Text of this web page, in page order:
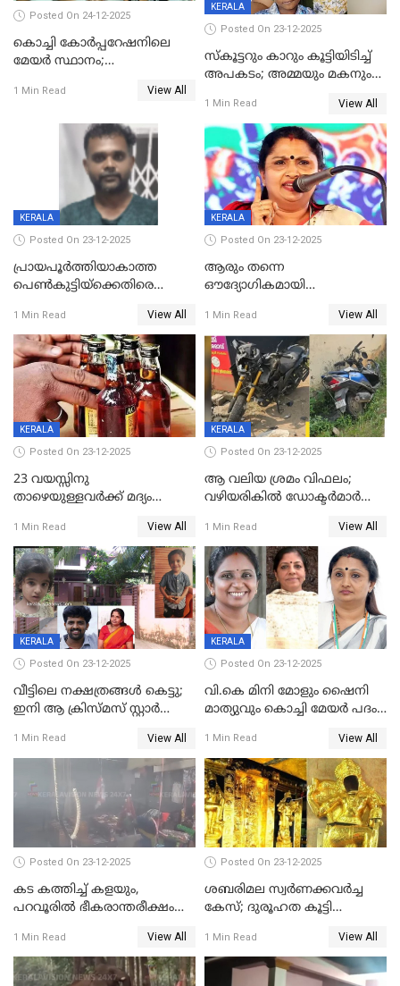
Posted On 24-12-2025
കൊച്ചി കോര്‍പ്പറേഷനിലെ
മേയര്‍ സ്ഥാനം;
രൂക്ഷം
1 Min Read View All
KERALA
Posted On 23-12-2025
സ്കൂട്ടറും കാറും കൂട്ടിയിടിച്ച്
അപകടം; അമ്മയും മകനും
ഗുരുതരാവസ്ഥയിൽ
1 Min Read View All
KERALA
Posted On 23-12-2025
പ്രായപൂർത്തിയാകാത്ത
പെൺകുട്ടിയ്ക്കെതിരെ
59 വർഷം തടവും 90,൦൦൦ രൂപ
പിഴയും ശിക്ഷ
1 Min Read View All
KERALA
Posted On 23-12-2025
ആരും തന്നെ
ഔദ്യോഗികമായി
കണ്ടെത്താൻ ഇന്ന് കോർ
കമ്മിറ്റി കൂടിയില്ല';
അതൃപ്തിയുമായി ദീപ്തി മേരി
വർഗീസ്
1 Min Read View All
KERALA
Posted On 23-12-2025
23 വയസ്സിനു
താഴെയുള്ളവർക്ക് മദ്യം
നടപടി;സ്ഥാപനങ്ങൾക്കെതിരെ
രണ്ട് കേസുകൾ
1 Min Read View All
KERALA
Posted On 23-12-2025
ആ വലിയ ശ്രമം വിഫലം;
വഴിയരികില്‍ ‌ഡോക്ടര്‍മാര്‍
മരണത്തിന് കീഴടങ്ങി
1 Min Read View All
KERALA
Posted On 23-12-2025
വീട്ടിലെ നക്ഷത്രങ്ങൾ കെട്ടു;
ഇനി ആ ക്രിസ്മസ് സ്റ്റാർ
വേണ്ടിയുള്ള
പിടിവലിക്കിടയിൽ
അപ്പൂപ്പനെതിരെ പോക്സോ
കേസ് ഒടുവിൽ 4 ജീവനുകൾ
പൊലിഞ്ഞു
1 Min Read View All
KERALA
Posted On 23-12-2025
വി.കെ മിനി മോളും ഷൈനി
മാത്യുവും കൊച്ചി മേയർ പദം
മേയറാകില്ല
1 Min Read View All
Posted On 23-12-2025
കട കത്തിച്ച് കളയും,
പറവൂരില്‍ ഭീകരാന്തരീക്ഷം
1 Min Read View All
Posted On 23-12-2025
ശബരിമല സ്വര്‍ണക്കവര്‍ച്ച
കേസ്; ദുരൂഹത കൂട്ടി
1 Min Read View All